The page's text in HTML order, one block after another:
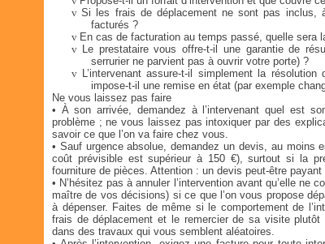
v Si les frais de déplacement ne sont pas inclus,
facturés ?
v En cas de facturation au temps passé, quelle sera
v Le prestataire vous offre-t-il une garantie de
serrurier ne parvient pas à ouvrir votre porte) ?
v L’intervenant assure-t-il simplement la
impose-t-il une remise en état (par exemple
Ne vous laissez pas faire
• À son arrivée, demandez à l’intervenant quel est
problème ; ne vous laissez pas intoxiquer par des
savoir ce que l’on va faire chez vous.
• Sauf urgence absolue, demandez un devis, au moins
coût prévisible est supérieur à 150 €), surtout si la
fourniture de pièces. Attention : un devis peut-être
• N’hésitez pas à annuler l’intervention avant qu’elle ne
maître de vos décisions) si ce que l’on vous propose
à dépenser. Faites de même si le comportement de
frais de déplacement et le remercier de sa visite plutôt
dans des travaux qui vous semblent aléatoires.